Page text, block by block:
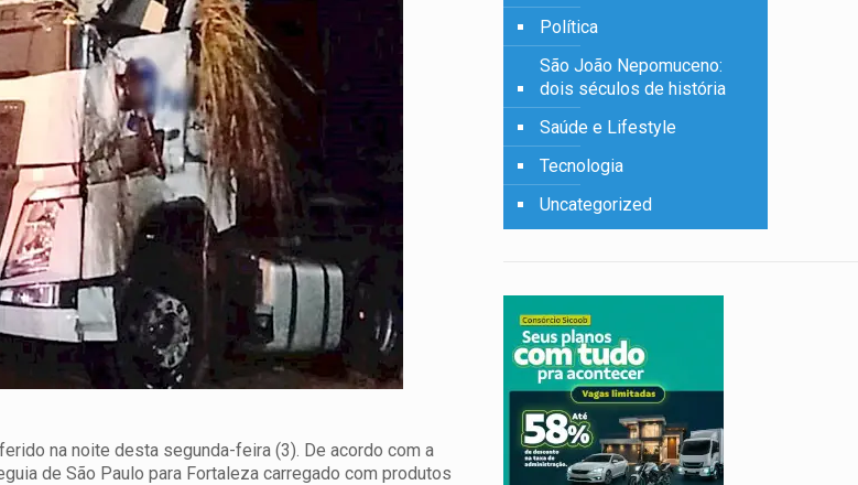
na noite desta segunda-feira (3). De acordo com a
de São Paulo para Fortaleza carregado com produtos
Política
São João Nepomuceno:
dois séculos de história
Saúde e Lifestyle
Tecnologia
Uncategorized